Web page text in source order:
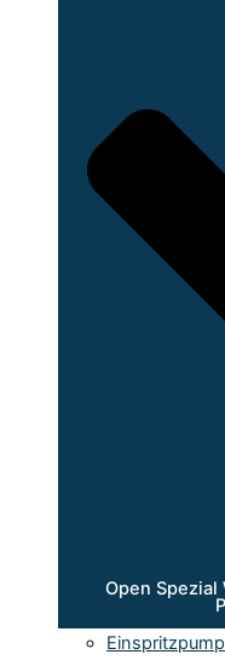
Open Spezial